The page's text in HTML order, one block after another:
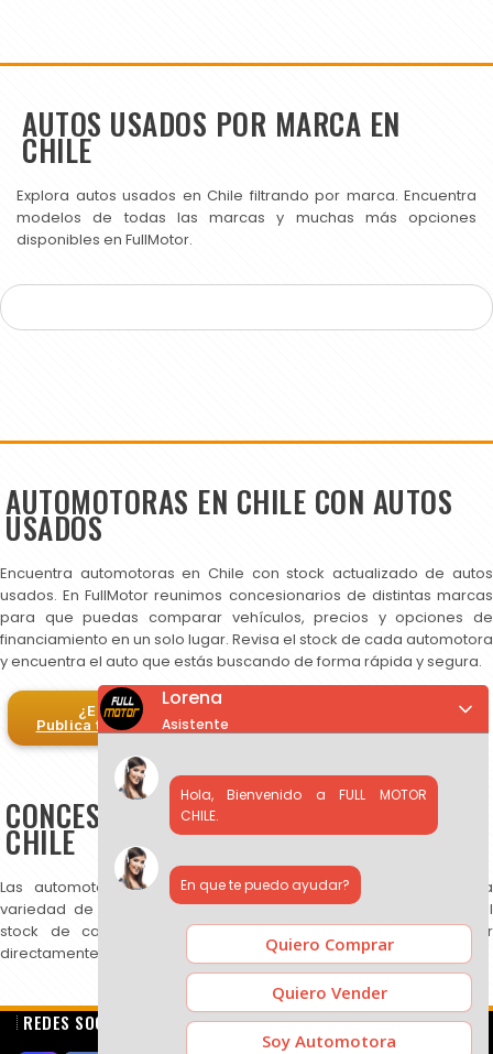
AUTOS USADOS POR MARCA EN
CHILE
Explora autos usados en Chile filtrando por marca. Encuentra
modelos de todas las marcas y muchas más opciones
disponibles en FullMotor.
AUTOMOTORAS EN CHILE CON AUTOS
USADOS
Encuentra automotoras en Chile con stock actualizado de autos
usados. En FullMotor reunimos concesionarios de distintas marcas
para que puedas comparar vehículos, precios y opciones de
financiamiento en un solo lugar. Revisa el stock de cada automotora
y encuentra el auto que estás buscando de forma rápida y segura.
¿Eres automotora?
Publica tus autos en FullMotor
CONCESIONARIOS DE AUTOS USADOS EN
CHILE
Las automotoras publicadas en FullMotor ofrecen una amplia
variedad de autos usados, SUV y camionetas. Puedes revisar el
stock de cada concesionario, comparar precios y contactar
directamente para más información.
REDES SOCIALES
Lorena
Asistente
Hola, Bienvenido a FULL MOTOR
CHILE.
En que te puedo ayudar?
Quiero Comprar
Quiero Vender
Soy Automotora